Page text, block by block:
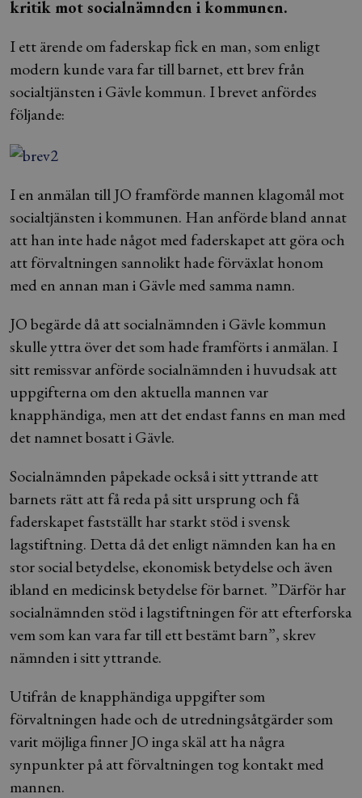
kritik mot socialnämnden i kommunen.
I ett ärende om faderskap fick en man, som enligt
modern kunde vara far till barnet, ett brev från
socialtjänsten i Gävle kommun. I brevet anfördes
följande:
I en anmälan till JO framförde mannen klagomål mot
socialtjänsten i kommunen. Han anförde bland annat
att han inte hade något med faderskapet att göra och
att förvaltningen sannolikt hade förväxlat honom
med en annan man i Gävle med samma namn.
JO begärde då att socialnämnden i Gävle kommun
skulle yttra över det som hade framförts i anmälan. I
sitt remissvar anförde socialnämnden i huvudsak att
uppgifterna om den aktuella mannen var
knapphändiga, men att det endast fanns en man med
det namnet bosatt i Gävle.
Socialnämnden påpekade också i sitt yttrande att
barnets rätt att få reda på sitt ursprung och få
faderskapet fastställt har starkt stöd i svensk
lagstiftning. Detta då det enligt nämnden kan ha en
stor social betydelse, ekonomisk betydelse och även
ibland en medicinsk betydelse för barnet. ”Därför har
socialnämnden stöd i lagstiftningen för att efterforska
vem som kan vara far till ett bestämt barn”, skrev
nämnden i sitt yttrande.
Utifrån de knapphändiga uppgifter som
förvaltningen hade och de utredningsåtgärder som
varit möjliga finner JO inga skäl att ha några
synpunkter på att förvaltningen tog kontakt med
mannen.